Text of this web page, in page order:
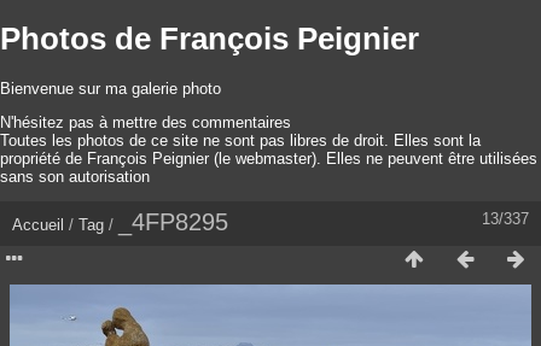
Photos de François Peignier
Bienvenue sur ma galerie photo
N'hésitez pas à mettre des commentaires
Toutes les photos de ce site ne sont pas libres de droit. Elles sont la
propriété de François Peignier (le webmaster). Elles ne peuvent être utilisées
sans son autorisation
13/337
Accueil / Tag / _4FP8295